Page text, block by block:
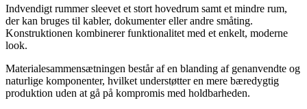
Indvendigt rummer sleevet et stort hovedrum samt et mindre rum,
der kan bruges til kabler, dokumenter eller andre småting.
Konstruktionen kombinerer funktionalitet med et enkelt, moderne
look.
Materialesammensætningen består af en blanding af genanvendte og
naturlige komponenter, hvilket understøtter en mere bæredygtig
produktion uden at gå på kompromis med holdbarheden.